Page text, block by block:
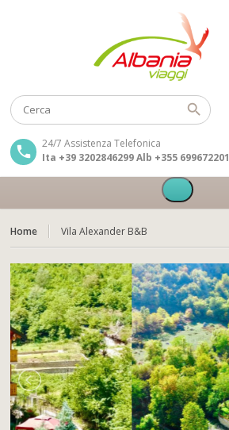
24/7 Assistenza Telefonica
Ita +39 3202846299 Alb +355 699672201
Home Vila Alexander B&B